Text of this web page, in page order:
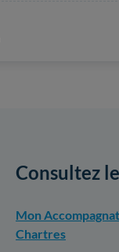
Consultez
Mon
Chartres